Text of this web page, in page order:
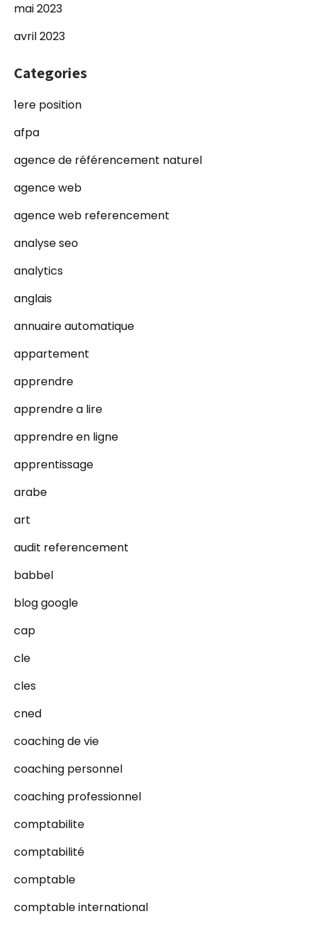
mai 2023
avril 2023
Categories
1ere position
afpa
agence de référencement naturel
agence web
agence web referencement
analyse seo
analytics
anglais
annuaire automatique
appartement
apprendre
apprendre a lire
apprendre en ligne
apprentissage
arabe
art
audit referencement
babbel
blog google
cap
cle
cles
cned
coaching de vie
coaching personnel
coaching professionnel
comptabilite
comptabilité
comptable
comptable international